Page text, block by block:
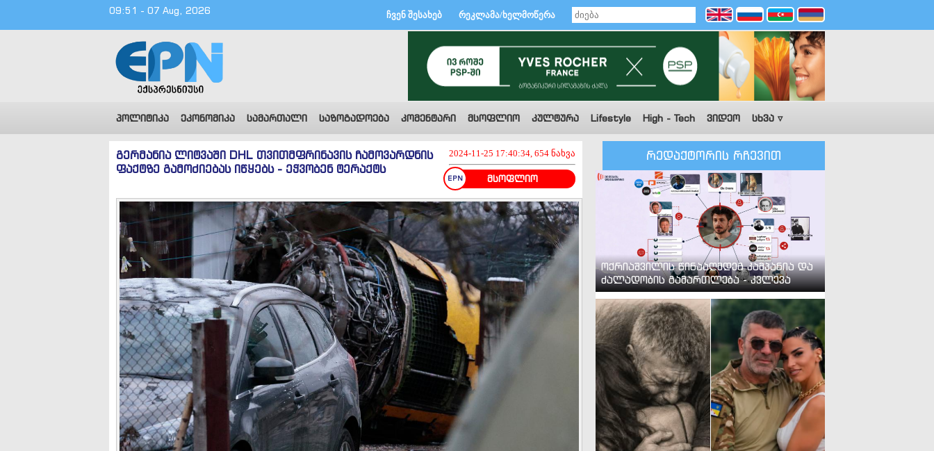
09:51 - 07 Aug, 2026 ჩვენ შესახებ რეკლამა/ხელმოწერა
პოლიტიკა ეკონომიკა სამართალი საზოგადოება კომენტარი მსოფლიო კულტურა Lifestyle High - Tech ვიდეო სხვა ▿
2024-11-25 17:40:34, 654 ნახვა
მსოფლიო
გერმანია ლიტვაში DHL თვითმფრინავის ჩამოვარდნის
ფაქტზე გამოძიებას იწყებს - ეჭვობენ ტერაქტს
რედაქტორის რჩევით
ოქრიაშვილის წინააღმდეგ კამპანია და
ძალადობის გამართლება - კვლევა